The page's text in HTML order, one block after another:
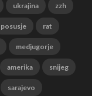
ukrajina zzh
posusje rat
medjugorje
amerika snijeg
sarajevo